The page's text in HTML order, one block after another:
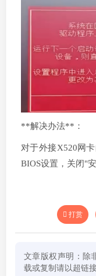
**解决办法**：
对于外接X520网
BIOS设置，关闭"
打赏
文章版权声明：除
载或复制请以超链